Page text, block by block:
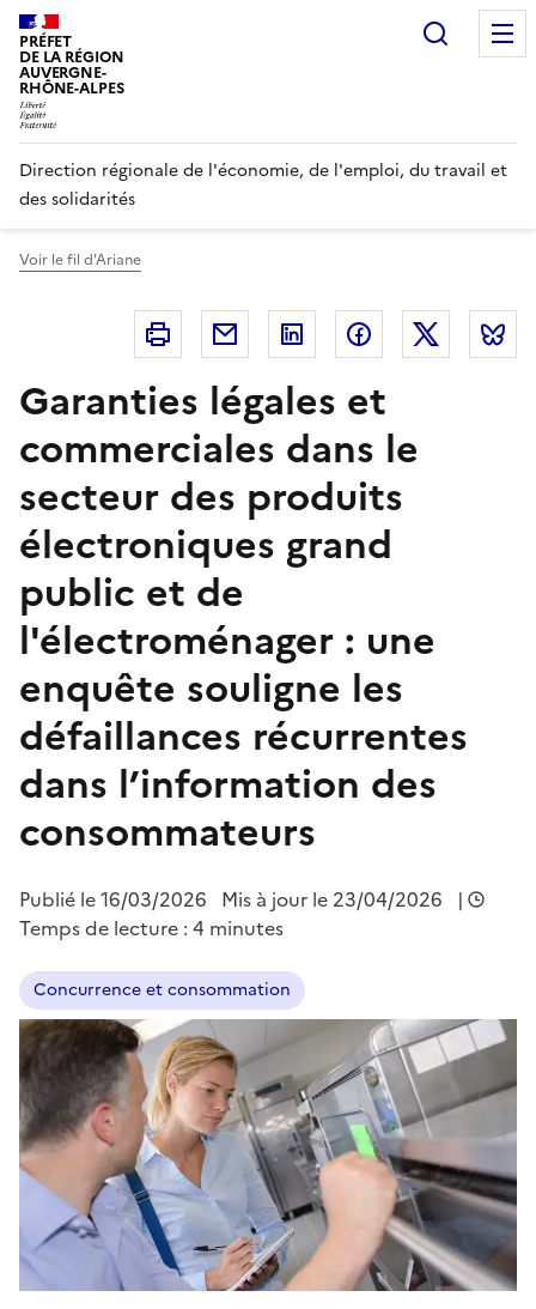
Panneau de gestion des cookies
PRÉFET
DE LA RÉGION
AUVERGNE-
RHÔNE-ALPES
Direction régionale de l'économie, de l'emploi, du travail et
des solidarités
Voir le fil d'Ariane
Imprimer Courriel Linkedin FacebookTwitter
Garanties légales et
commerciales dans le
secteur des produits
électroniques grand
public et de
l'électroménager : une
enquête souligne les
défaillances récurrentes
dans l’information des
consommateurs
Publié le16/03/2026 Mis à jour le 23/04/2026
|
Temps de lecture : 4 minutes
Concurrence et consommation